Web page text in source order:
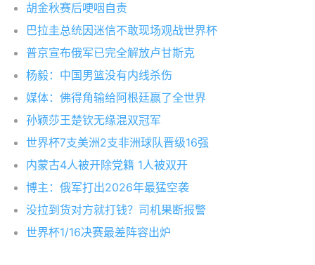
胡金秋赛后哽咽自责
巴拉圭总统因迷信不敢现场观战世界杯
普京宣布俄军已完全解放卢甘斯克
杨毅：中国男篮没有内线杀伤
媒体：佛得角输给阿根廷赢了全世界
孙颖莎王楚钦无缘混双冠军
世界杯7支美洲2支非洲球队晋级16强
内蒙古4人被开除党籍 1人被双开
博主：俄军打出2026年最猛空袭
没拉到货对方就打钱？司机果断报警
世界杯1/16决赛最差阵容出炉